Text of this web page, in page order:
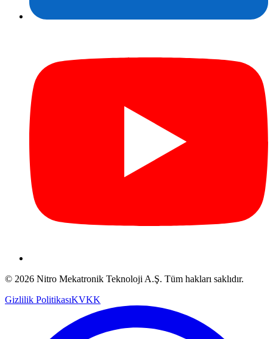
© 2026 Nitro Mekatronik Teknoloji A.Ş. Tüm hakları saklıdır.
Gizlilik PolitikasıKVKK